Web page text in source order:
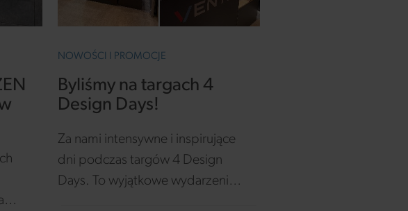
NOWOŚCI I PROMOCJE
Byliśmy na targach 4
Design Days!
Za nami intensywne i inspirujące
dni podczas targów 4 Design
Days. To wyjątkowe wydarzenie